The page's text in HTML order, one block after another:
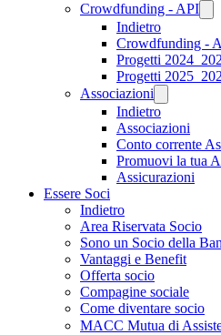
Crowdfunding - API
Indietro
Crowdfunding -
Progetti
Progetti
Associazioni
Indietro
Associazioni
Conto corrente
Promuovi la tua
Assicurazioni
Essere Soci
Indietro
Area Riservata Socio
Sono un Socio della
Vantaggi e Benefit
Offerta socio
Compagine sociale
Come diventare socio
MACC Mutua di